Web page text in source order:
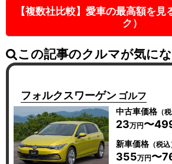
【複数社比較】愛車の最高額を見
ク）
この記事のクルマが気に
フォルクスワーゲン ゴルフ
中古車価格（税
23万円〜
新車価格（税込
355万円〜